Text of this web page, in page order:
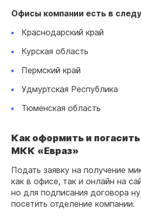
Офисы компании есть в
Краснодарский край
Курская область
Пермский край
Удмуртская Республика
Тюменская область
Как оформить и
МКК «Евраз»
Подать заявку на получение
как в офисе, так и онлайн на
но для подписания договора
посетить отделение компании.